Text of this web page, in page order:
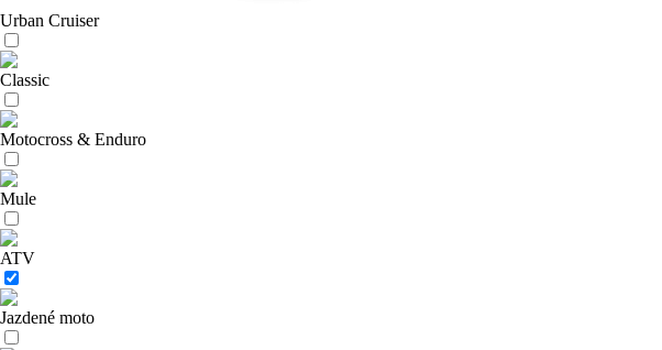
Urban Cruiser
Classic
Motocross & Enduro
Mule
ATV
Jazdené moto